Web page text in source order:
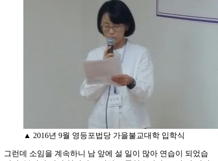
▲ 2016년 9월 영등포법당 가을불교대학 입학식
그런데 소임을 계속하니 남 앞에 설 일이 많아 연습이 되었습